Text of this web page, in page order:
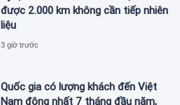
được 2.000 km không cần tiếp nhiên
liệu
3 giờ trước
Quốc gia có lượng khách đến Việt
Nam đông nhất 7 tháng đầu năm,